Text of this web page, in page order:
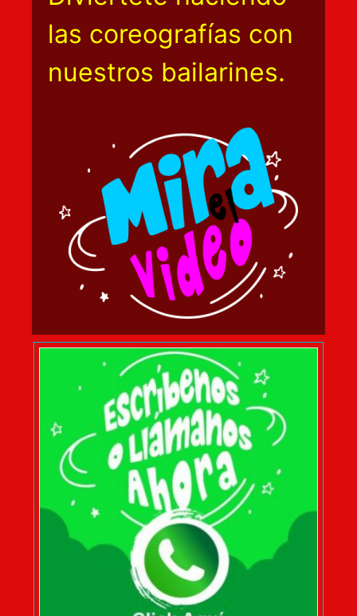
las coreografías con
nuestros bailarines.